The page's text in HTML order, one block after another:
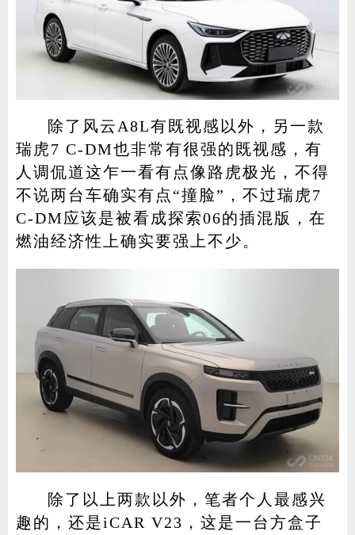
除了风云A8L有既视感以外，另一款
瑞虎7 C-DM也非常有很强的既视感，有
人调侃道这乍一看有点像路虎极光，不得
不说两台车确实有点“撞脸”，不过瑞虎7
C-DM应该是被看成探索06的插混版，在
燃油经济性上确实要强上不少。
除了以上两款以外，笔者个人最感兴
趣的，还是iCAR V23，这是一台方盒子